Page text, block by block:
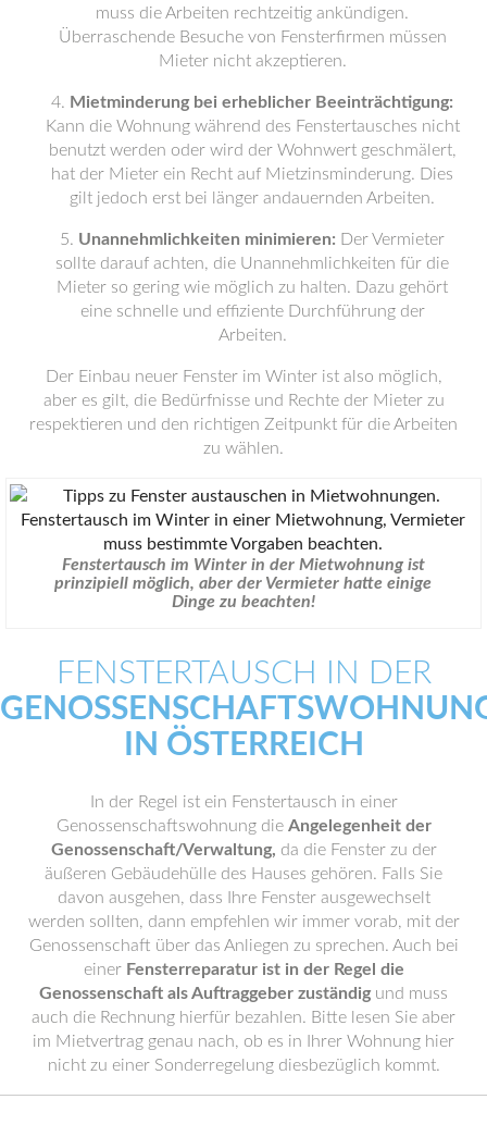
muss die Arbeiten rechtzeitig ankündigen.
Überraschende Besuche von Fensterfirmen müssen
Mieter nicht akzeptieren.
Mietminderung bei erheblicher Beeinträchtigung:
Kann die Wohnung während des Fenstertausches nicht
benutzt werden oder wird der Wohnwert geschmälert,
hat der Mieter ein Recht auf Mietzinsminderung. Dies
gilt jedoch erst bei länger andauernden Arbeiten.
Unannehmlichkeiten minimieren: Der Vermieter
sollte darauf achten, die Unannehmlichkeiten für die
Mieter so gering wie möglich zu halten. Dazu gehört
eine schnelle und effiziente Durchführung der
Arbeiten.
Der Einbau neuer Fenster im Winter ist also möglich,
aber es gilt, die Bedürfnisse und Rechte der Mieter zu
respektieren und den richtigen Zeitpunkt für die Arbeiten
zu wählen.
Fenstertausch im Winter in der Mietwohnung ist
prinzipiell möglich, aber der Vermieter hatte einige
Dinge zu beachten!
FENSTERTAUSCH IN DER
IN ÖSTERREICH
In der Regel ist ein Fenstertausch in einer
Genossenschaftswohnung die Angelegenheit der
Genossenschaft/Verwaltung, da die Fenster zu der
äußeren Gebäudehülle des Hauses gehören. Falls Sie
davon ausgehen, dass Ihre Fenster ausgewechselt
werden sollten, dann empfehlen wir immer vorab, mit der
Genossenschaft über das Anliegen zu sprechen. Auch bei
einer Fensterreparatur ist in der Regel die
Genossenschaft als Auftraggeber zuständig und muss
auch die Rechnung hierfür bezahlen. Bitte lesen Sie aber
im Mietvertrag genau nach, ob es in Ihrer Wohnung hier
nicht zu einer Sonderregelung diesbezüglich kommt.